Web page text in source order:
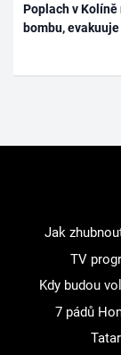
Poplach v
bombu,
Jak
TV
Kdy budou
7 pádů